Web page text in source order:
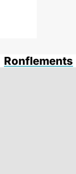
Ronflements